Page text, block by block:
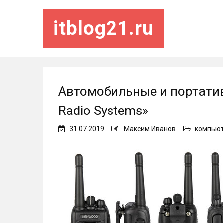
itblog21.ru
Автомобильные и
Radio Systems»
31.07.2019 Максим Иванов